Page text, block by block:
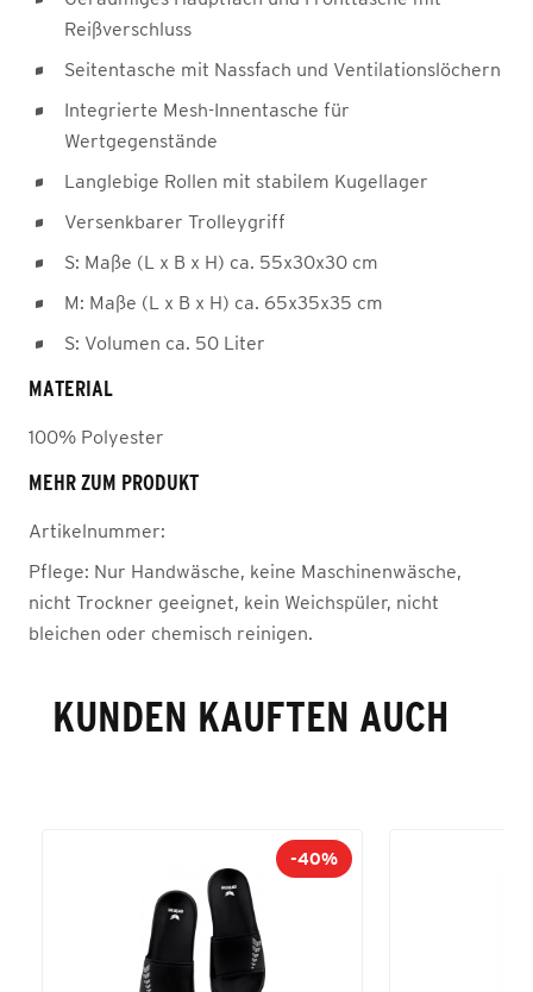
Reißverschluss
Seitentasche mit Nassfach und Ventilationslöchern
Integrierte Mesh-Innentasche für
Wertgegenstände
Langlebige Rollen mit stabilem Kugellager
Versenkbarer Trolleygriff
S: Maße (L x B x H) ca. 55x30x30 cm
M: Maße (L x B x H) ca. 65x35x35 cm
S: Volumen ca. 50 Liter
MATERIAL
100% Polyester
MEHR ZUM PRODUKT
Artikelnummer:
Pflege: Nur Handwäsche, keine Maschinenwäsche,
nicht Trockner geeignet, kein Weichspüler, nicht
bleichen oder chemisch reinigen.
KUNDEN KAUFTEN AUCH
-40%